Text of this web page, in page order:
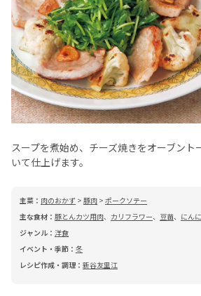
スープを煮始め、チーズ焼きをオーブント
いて仕上げます。
主菜： 肉のおかず > 豚肉 > ポークソテー
主な食材： 豚とんカツ用肉、 カリフラワー、 豆苗、 にん
ジャンル： 洋食
イベント・季節： 冬
レシピ作成・調理： 新谷友里江